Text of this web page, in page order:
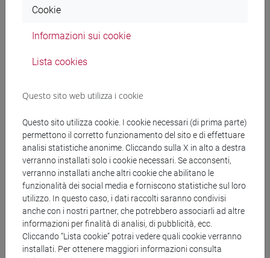
Documenti collegati al
bando
Banca Dati Nazionale dei Contratti Pubblici
Torna all'elenco dei bandi
Cookie
Informazioni sui cookie
Lista cookies
Questo sito web utilizza i cookie
Questo sito utilizza cookie. I cookie necessari (di prima parte)
permettono il corretto funzionamento del sito e di effettuare
analisi statistiche anonime. Cliccando sulla X in alto a destra
verranno installati solo i cookie necessari. Se acconsenti,
verranno installati anche altri cookie che abilitano le
funzionalità dei social media e forniscono statistiche sul loro
utilizzo. In questo caso, i dati raccolti saranno condivisi
anche con i nostri partner, che potrebbero associarli ad altre
informazioni per finalità di analisi, di pubblicità, ecc.
Cliccando “Lista cookie” potrai vedere quali cookie verranno
installati. Per ottenere maggiori informazioni consulta